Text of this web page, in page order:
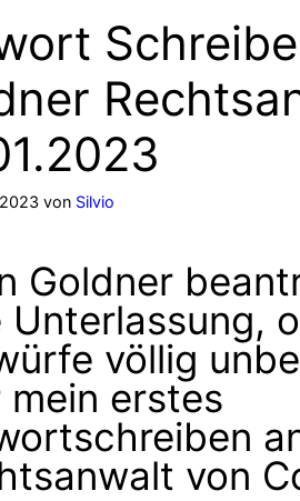
von Silvio
Goldner
Unterlassung,
völlig
mein erstes
von